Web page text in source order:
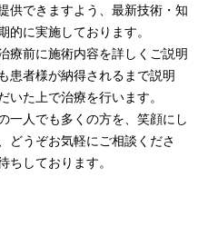
供できますよう、最新技術・知
的に実施しております。
療前に施術内容を詳しくご説明
患者様が納得されるまで説明
いた上で治療を行います。
一人でも多くの方を、笑顔にし
どうぞお気軽にご相談くださ
ちしております。